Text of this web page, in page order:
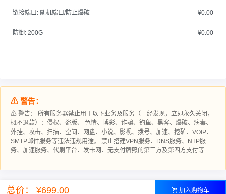
链接端口: 随机端口/防止爆破 ¥0.00
防御: 200G ¥0.00
总价： ¥699.00 加入购物车
⚠ 警告：
⚠ 警告： 所有服务器禁止用于以下业务及服务（一经发现，立即永久关闭，
概不退款）：侵权、盗版、 色情、博彩、诈骗、钓鱼、黑客、爆破、病毒、
外挂、攻击、扫描、空间、网盘、小说、影视、拨号、加速、挖矿、VOIP、
SMTP邮件服务等违法违规用途。 禁止搭建VPN服务、DNS服务、NTP服
务、加速服务、代刷平台、发卡网、无支付牌照的第三方及第四方支付等